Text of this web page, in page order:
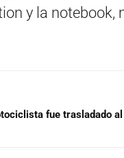
y la notebook,
fue trasladado